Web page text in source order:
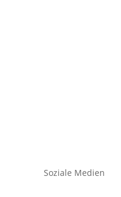
Soziale Medien